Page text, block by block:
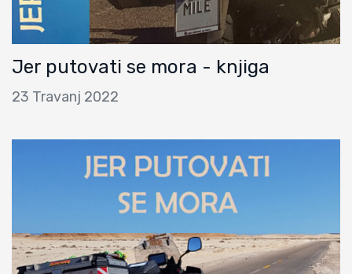
Jer putovati se mora - knjiga
23 Travanj 2022